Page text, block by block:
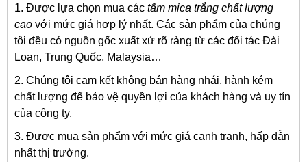
1. Được lựa chọn mua các tấm mica trắng chất lượng
cao với mức giá hợp lý nhất. Các sản phẩm của chúng
tôi đều có nguồn gốc xuất xứ rõ ràng từ các đối tác Đài
Loan, Trung Quốc, Malaysia…
2. Chúng tôi cam kết không bán hàng nhái, hành kém
chất lượng để bảo vệ quyền lợi của khách hàng và uy tín
của công ty.
3. Được mua sản phẩm với mức giá cạnh tranh, hấp dẫn
nhất thị trường.